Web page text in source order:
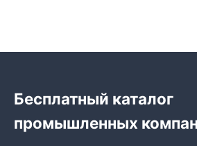
Бесплатный каталог
промышленных